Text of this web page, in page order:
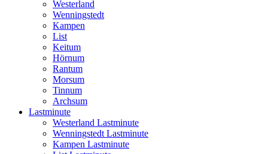
Westerland
Wenningstedt
Kampen
List
Keitum
Hörnum
Rantum
Morsum
Tinnum
Archsum
Lastminute
Westerland Lastminute
Wenningstedt Lastminute
Kampen Lastminute